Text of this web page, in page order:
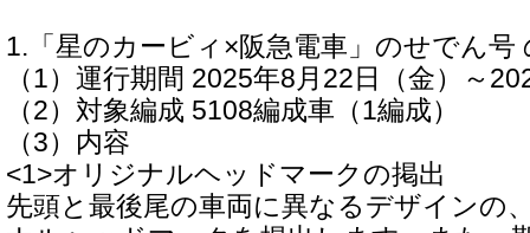
1.「星のカービィ×阪急電車」のせでん号
（1）運行期間 2025年8月22日（金）～
（2）対象編成 5108編成車（1編成）
（3）内容
<1>オリジナルヘッドマークの掲出
先頭と最後尾の車両に異なるデザインの